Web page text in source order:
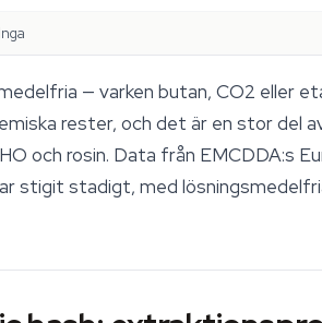
Inga
— varken butan, CO2 eller
rester, och det är en stor del
och rosin. Data från EMCDDA:s
stigit stadigt, med